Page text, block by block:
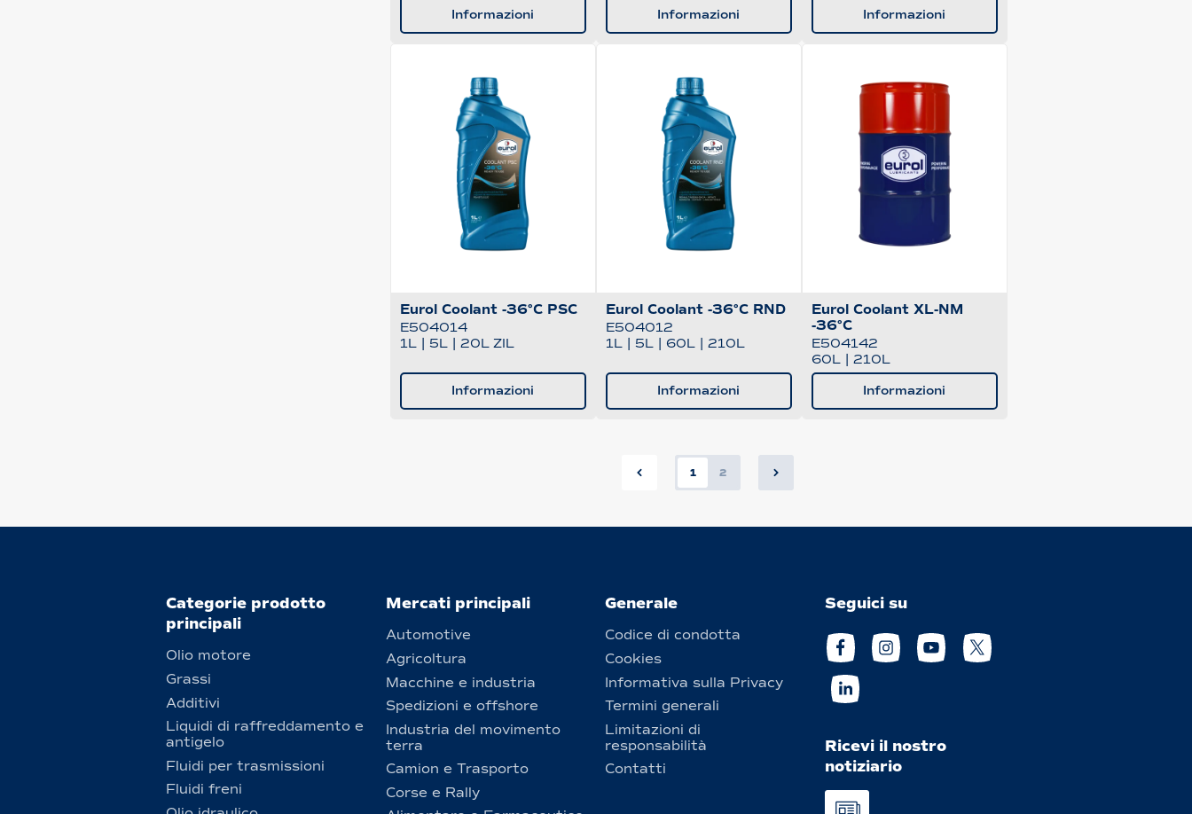
Informazioni Informazioni Informazioni
Eurol Coolant -36°C PSC
E504014
1L
5L 20L ZIL
Informazioni
Eurol Coolant -36°C RND
E504012
1L
5L 60L 210L
Informazioni
Eurol Coolant XL-NM
-36°C
E504142
60L
210L
Informazioni
1 2
Categorie prodotto
principali
Olio motore
Grassi
Additivi
Liquidi di raffreddamento e
antigelo
Fluidi per trasmissioni
Fluidi freni
Mercati principali
Automotive
Agricoltura
Macchine e industria
Spedizioni e offshore
Industria del movimento
terra
Camion e Trasporto
Corse e Rally
Generale
Codice di condotta
Cookies
Informativa sulla Privacy
Termini generali
Limitazioni di
responsabilità
Contatti
Seguici su
Ricevi il nostro
notiziario